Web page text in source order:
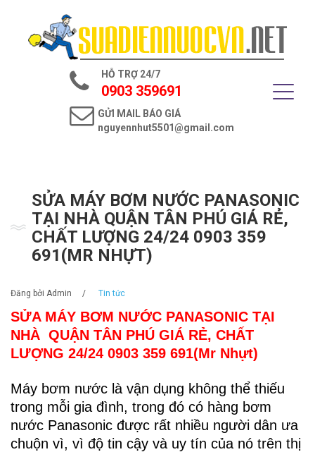
Trang chủ
Dịch vụ điện nước
HỖ TRỢ 24/7
0903 359691
GỬI MAIL BÁO GIÁ
nguyennhut5501@gmail.com
SỬA MÁY BƠM NƯỚC PANASONIC
TẠI NHÀ QUẬN TÂN PHÚ GIÁ RẺ,
CHẤT LƯỢNG 24/24 0903 359
691(MR NHỰT)
Đăng bởi Admin / Tin tức
SỬA MÁY BƠM NƯỚC PANASONIC TẠI
NHÀ QUẬN TÂN PHÚ GIÁ RẺ, CHẤT
LƯỢNG 24/24 0903 359 691(Mr Nhựt)
Máy bơm nước là vận dụng không thể thiếu
trong mỗi gia đình, trong đó có hàng bơm
nước Panasonic được rất nhiều người dân ưa
chuộn vì, vì độ tin cậy và uy tín của nó trên thị